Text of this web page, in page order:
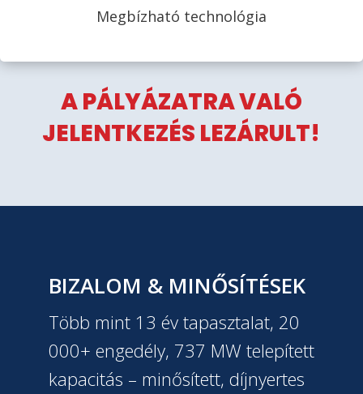
Megbízható technológia
A PÁLYÁZATRA VALÓ
JELENTKEZÉS LEZÁRULT!
BIZALOM & MINŐSÍTÉSEK
Több mint 13 év tapasztalat, 20
000+ engedély, 737 MW telepített
kapacitás – minősített, díjnyertes